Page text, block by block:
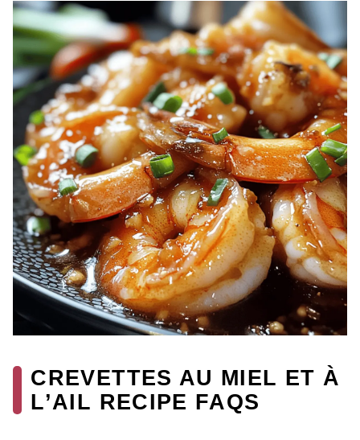
CREVETTES AU MIEL ET À
L’AIL RECIPE FAQS